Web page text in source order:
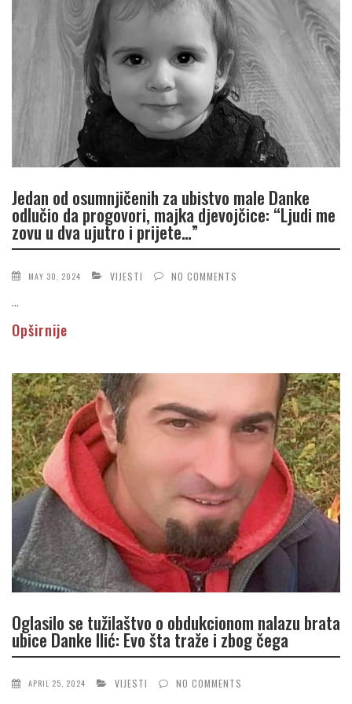
Jedan od osumnjičenih za ubistvo male Danke
odlučio da progovori, majka djevojčice: “Ljudi me
zovu u dva ujutro i prijete…”
MAY 30, 2024 VIJESTI NO COMMENTS
...
Opširnije
Oglasilo se tužilaštvo o obdukcionom nalazu brata
ubice Danke Ilić: Evo šta traže i zbog čega
APRIL 25, 2024 VIJESTI NO COMMENTS